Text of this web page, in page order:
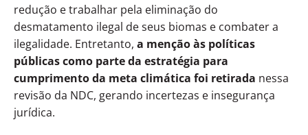
redução e trabalhar pela eliminação do
desmatamento ilegal de seus biomas e combater a
ilegalidade. Entretanto, a menção às políticas
públicas como parte da estratégia para
cumprimento da meta climática foi retirada nessa
revisão da NDC, gerando incertezas e insegurança
jurídica.